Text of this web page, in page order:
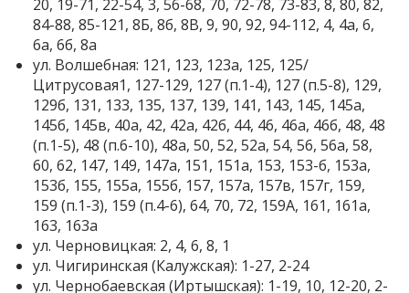
20, 19-71, 22-54, 3, 56-68, 70, 72-78, 73-83, 8, 80, 82,
84-88, 85-121, 8Б, 8б, 8В, 9, 90, 92, 94-112, 4, 4а, 6,
6а, 6б, 8а
ул. Волшебная: 121, 123, 123а, 125, 125/
Цитрусовая1, 127-129, 127 (п.1-4), 127 (п.5-8), 129,
129б, 131, 133, 135, 137, 139, 141, 143, 145, 145а,
145б, 145в, 40а, 42, 42а, 42б, 44, 46, 46а, 46б, 48, 48
(п.1-5), 48 (п.6-10), 48а, 50, 52, 52а, 54, 56, 56а, 58,
60, 62, 147, 149, 147а, 151, 151а, 153, 153-б, 153а,
153б, 155, 155а, 155б, 157, 157а, 157в, 157г, 159,
159 (п.1-3), 159 (п.4-6), 64, 70, 72, 159А, 161, 161а,
163, 163а
ул. Черновицкая: 2, 4, 6, 8, 1
ул. Чигиринская (Калужская): 1-27, 2-24
ул. Чернобаевская (Иртышская): 1-19, 10, 12-20, 2-